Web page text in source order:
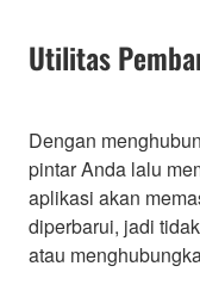
Utilitas
Dengan
pintar Anda lalu
aplikasi akan
diperbarui, jadi
atau